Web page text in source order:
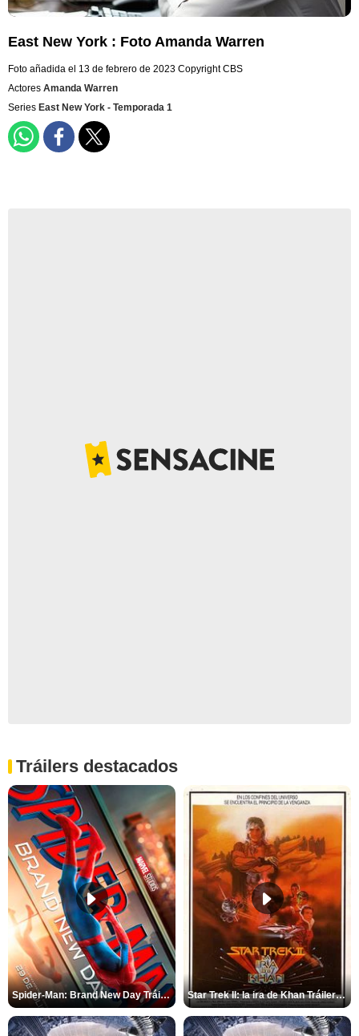
East New York : Foto Amanda Warren
Foto añadida el 13 de febrero de 2023 Copyright CBS
Actores Amanda Warren
Series East New York - Temporada 1
Tráilers destacados
Spider-Man: Brand New Day Tráiler (3) Star Trek II: la ira de Khan Tráiler VO